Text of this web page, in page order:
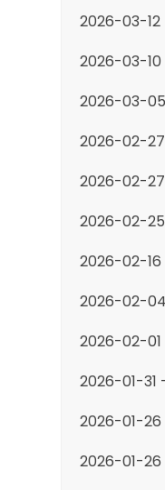
2026-03-12
2026-03-10
2026-03-
2026-02-
2026-02-
2026-02-
2026-02-16
2026-02-
2026-02-01
2026-01-31
2026-01-
2026-01-